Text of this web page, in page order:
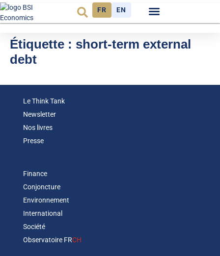
FR EN
Étiquette : short-term external
debt
Le Think Tank
Newsletter
Nos livres
Presse
Finance
Conjoncture
Environnement
International
Société
Observatoire FRCH